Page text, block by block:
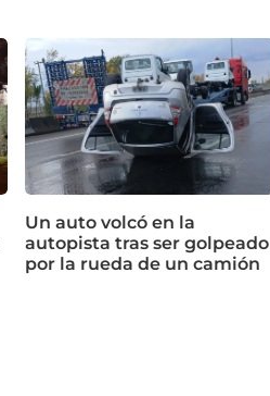
Un auto volcó en la
autopista tras ser golpeado
por la rueda de un camión